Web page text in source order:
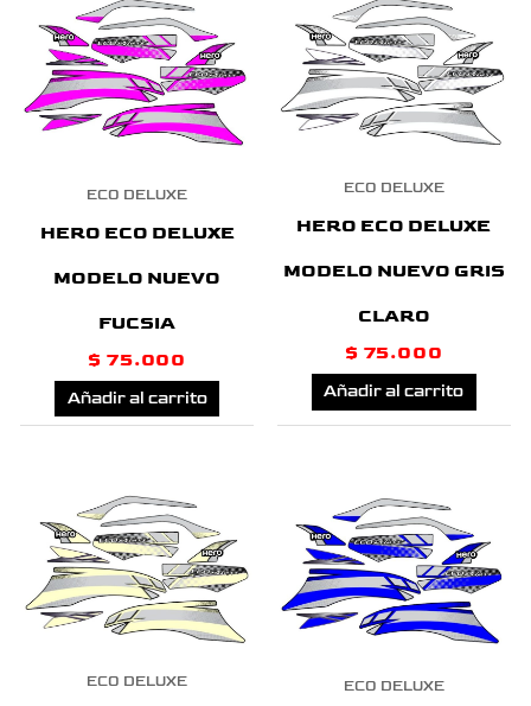
ECO DELUXE
HERO ECO DELUXE
MODELO NUEVO
FUCSIA
$ 75.000
Añadir al carrito
ECO DELUXE
HERO ECO DELUXE
MODELO NUEVO GRIS
CLARO
$ 75.000
Añadir al carrito
ECO DELUXE ECO DELUXE